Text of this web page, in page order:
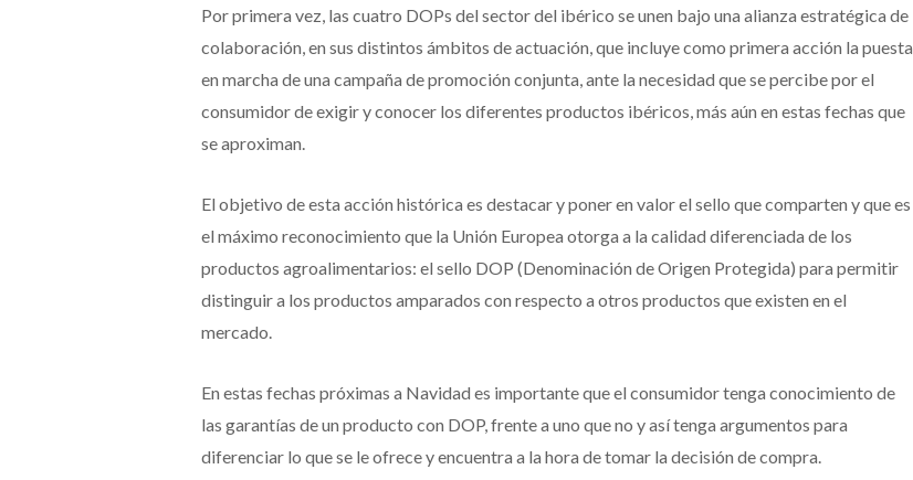
Por primera vez, las cuatro DOPs del sector del ibérico se unen bajo una alianza estratégica de
colaboración, en sus distintos ámbitos de actuación, que incluye como primera acción la puesta
en marcha de una campaña de promoción conjunta, ante la necesidad que se percibe por el
consumidor de exigir y conocer los diferentes productos ibéricos, más aún en estas fechas que
se aproximan.
El objetivo de esta acción histórica es destacar y poner en valor el sello que comparten y que es
el máximo reconocimiento que la Unión Europea otorga a la calidad diferenciada de los
productos agroalimentarios: el sello DOP (Denominación de Origen Protegida) para permitir
distinguir a los productos amparados con respecto a otros productos que existen en el
mercado.
En estas fechas próximas a Navidad es importante que el consumidor tenga conocimiento de
las garantías de un producto con DOP, frente a uno que no y así tenga argumentos para
diferenciar lo que se le ofrece y encuentra a la hora de tomar la decisión de compra.